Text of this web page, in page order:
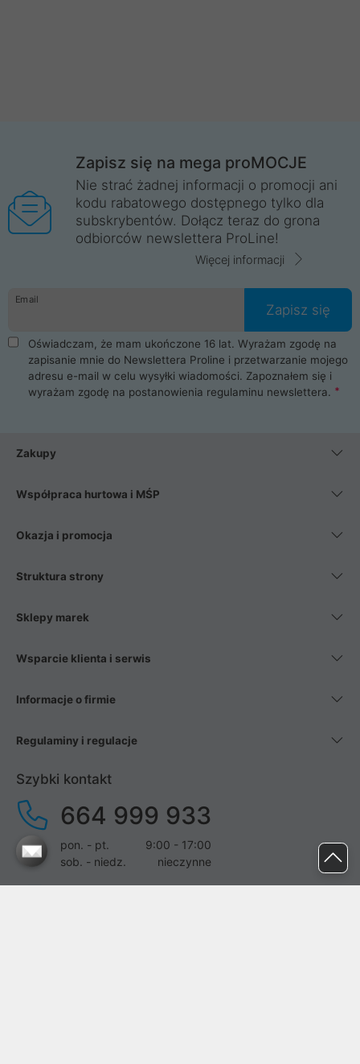
Zapisz się na mega proMOCJE
Nie strać żadnej informacji o promocji ani
kodu rabatowego dostępnego tylko dla
subskrybentów. Dołącz teraz do grona
odbiorców newslettera ProLine!
Więcej informacji
Email
Zapisz się
Oświadczam, że mam ukończone 16 lat. Wyrażam zgodę na
zapisanie mnie do Newslettera Proline i przetwarzanie mojego
adresu e-mail w celu wysyłki wiadomości. Zapoznałem się i
wyrażam zgodę na postanowienia regulaminu newslettera.
Zakupy
Współpraca hurtowa i MŚP
Okazja i promocja
Struktura strony
Sklepy marek
Wsparcie klienta i serwis
Informacje o firmie
Regulaminy i regulacje
Szybki kontakt
664 999 933
pon. - pt.
9:00 - 17:00
sob. - niedz.
nieczynne